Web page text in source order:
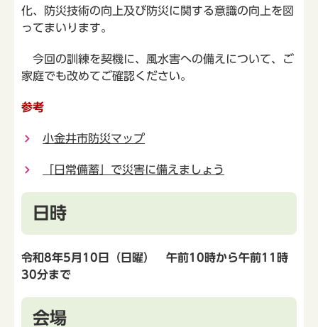
化、防災技術の向上及び防災に関する意識の向上を図
ってまいります。
今回の訓練を契機に、風水害への備えについて、ご
家庭でも改めてご確認ください。
参考
小金井市防災マップ
「日常備蓄」で災害に備えましょう
日時
令和8年5月10日（日曜） 午前10時から午前11時
30分まで
会場